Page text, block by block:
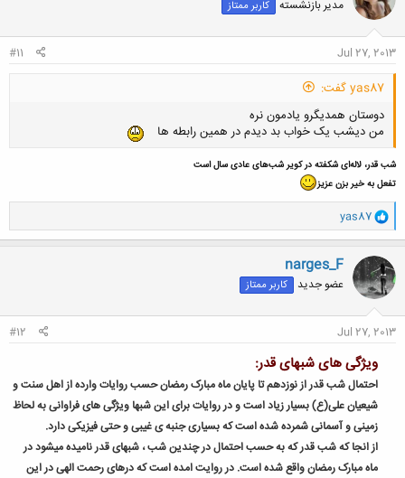
ه
ا
مدیر بازنشسته کاربر ممتاز
Jul 27, 2013
#11
yas87 گفت:
دوستان همدیگرو یادمون نره
من دیشب یک خواب بد دیدم در همین رابطه ها
شب قدر، لاله‌ای شکفته در کویر شب‌های عادی سال است
تفعل به خیر بزن عزیز
و
ا
ک
ن
ش
ه
ا
yas87
narges_F
عضو جدید کاربر ممتاز
Jul 27, 2013
#12
ویژگی های شبهای قدر:
احتمال شب قدر از نوزدهم تا پایان ماه مبارک رمضان حسب روایات وارده از اهل سنت و
شیعیان علی(ع) بسیار زیاد است و در روایات برای این شبها ویژگی های فراوانی به لحاظ
زمینی و آسمانی شمرده شده است که بسیاری جنبه ی غیبی و حتی فیزیکی دارد.
از انجا که شب قدر که به حسب احتمال در چندین شب ، شبهای قدر نامیده میشود در
ماه مبارک رمضان واقع شده است. در روایت امده است که درهای رحمت الهی در این